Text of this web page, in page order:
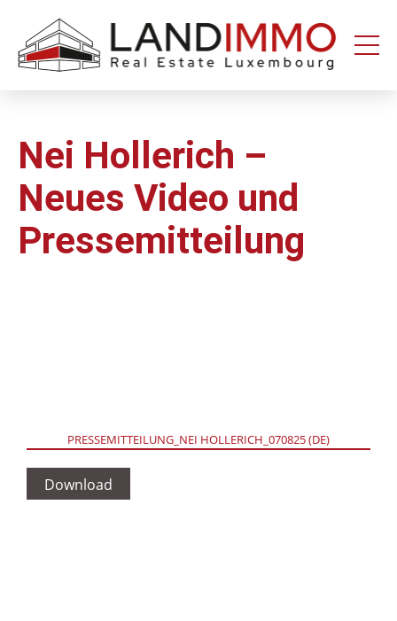
Aller au
contenu
Aller
en
bas
Nei Hollerich –
Neues Video und
Pressemitteilung
PRESSEMITTEILUNG_NEI HOLLERICH_070825 (DE)
Download